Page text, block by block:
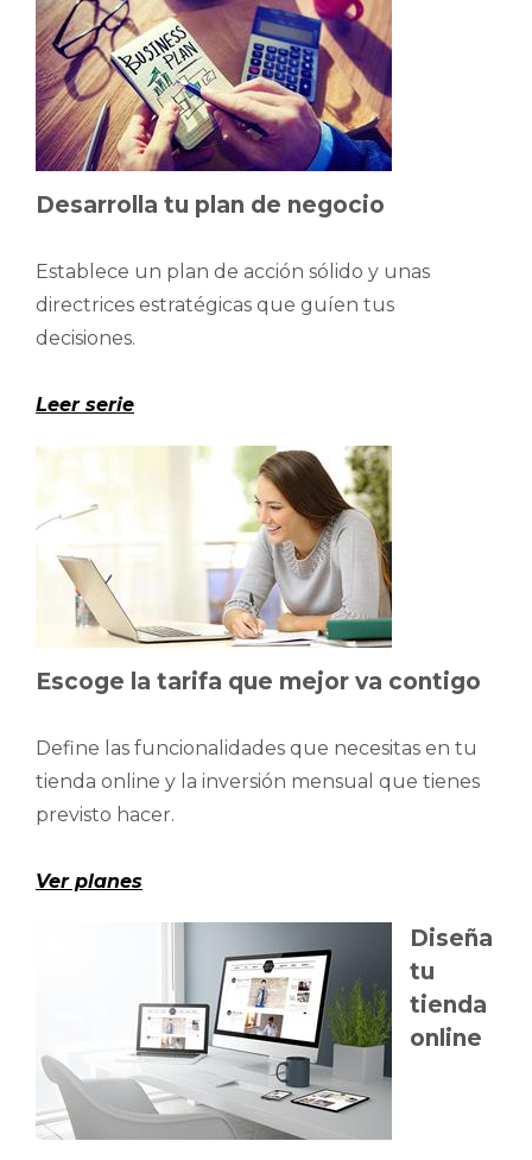
Desarrolla tu plan de negocio
Establece un plan de acción sólido y unas
directrices estratégicas que guíen tus
decisiones.
Leer serie
Escoge la tarifa que mejor va contigo
Define las funcionalidades que necesitas en tu
tienda online y la inversión mensual que tienes
previsto hacer.
Ver planes
Diseña
tu
tienda
online